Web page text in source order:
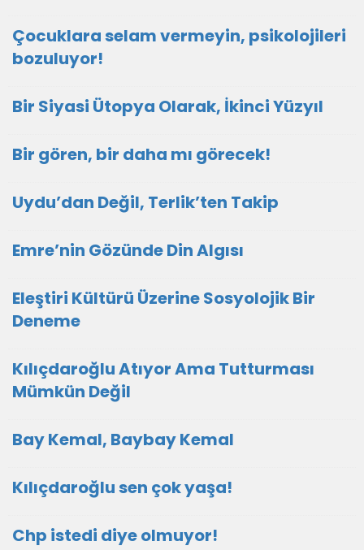
Çocuklara selam vermeyin, psikolojileri
bozuluyor!
Bir Siyasi Ütopya Olarak, İkinci Yüzyıl
Bir gören, bir daha mı görecek!
Uydu’dan Değil, Terlik’ten Takip
Emre’nin Gözünde Din Algısı
Eleştiri Kültürü Üzerine Sosyolojik Bir
Deneme
Kılıçdaroğlu Atıyor Ama Tutturması
Mümkün Değil
Bay Kemal, Baybay Kemal
Kılıçdaroğlu sen çok yaşa!
Chp istedi diye olmuyor!